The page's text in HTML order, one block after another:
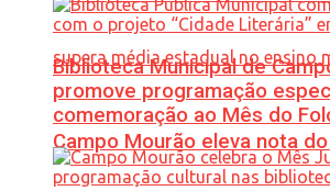
Campo Mourão eleva nota do
Biblioteca Municipal de
promove programação
comemoração ao Mês do